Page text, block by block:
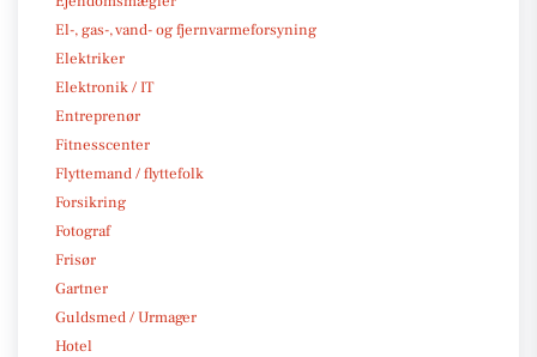
El-, gas-, vand- og fjernvarmeforsyning
Elektriker
Elektronik / IT
Entreprenør
Fitnesscenter
Flyttemand / flyttefolk
Forsikring
Fotograf
Frisør
Gartner
Guldsmed / Urmager
Hotel